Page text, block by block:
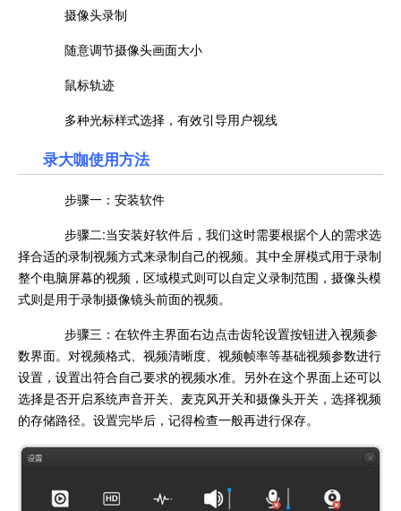
摄像头录制
随意调节摄像头画面大小
鼠标轨迹
多种光标样式选择，有效引导用户视线
录大咖使用方法
步骤一：安装软件
步骤二:当安装好软件后，我们这时需要根据个人的需求选
择合适的录制视频方式来录制自己的视频。其中全屏模式用于录制
整个电脑屏幕的视频，区域模式则可以自定义录制范围，摄像头模
式则是用于录制摄像镜头前面的视频。
步骤三：在软件主界面右边点击齿轮设置按钮进入视频参
数界面。对视频格式、视频清晰度、视频帧率等基础视频参数进行
设置，设置出符合自己要求的视频水准。另外在这个界面上还可以
选择是否开启系统声音开关、麦克风开关和摄像头开关，选择视频
的存储路径。设置完毕后，记得检查一般再进行保存。